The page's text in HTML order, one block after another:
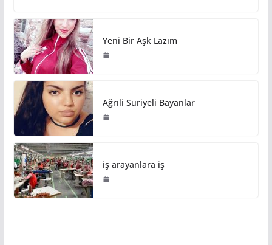
Yeni Bir Aşk Lazım
Ağrıli Suriyeli Bayanlar
iş arayanlara iş